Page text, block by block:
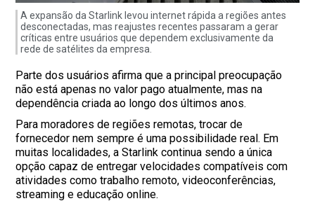
A expansão da Starlink levou internet rápida a regiões antes
desconectadas, mas reajustes recentes passaram a gerar
críticas entre usuários que dependem exclusivamente da
rede de satélites da empresa.
Parte dos usuários afirma que a principal preocupação
não está apenas no valor pago atualmente, mas na
dependência criada ao longo dos últimos anos.
Para moradores de regiões remotas, trocar de
fornecedor nem sempre é uma possibilidade real. Em
muitas localidades, a Starlink continua sendo a única
opção capaz de entregar velocidades compatíveis com
atividades como trabalho remoto, videoconferências,
streaming e educação online.